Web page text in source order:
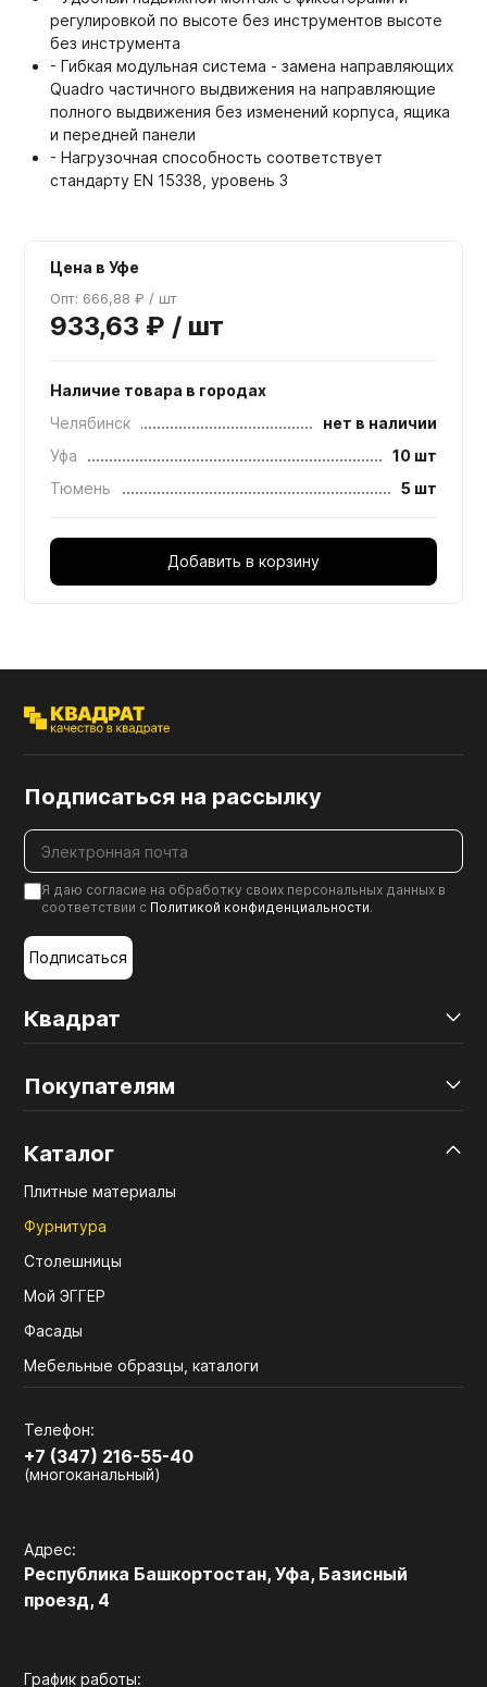
регулировкой по высоте без инструментов высоте
без инструмента
- Гибкая модульная система - замена направляющих
Quadro частичного выдвижения на направляющие
полного выдвижения без изменений корпуса, ящика
и передней панели
- Нагрузочная способность соответствует
стандарту EN 15338, уровень 3
Цена в Уфе
Опт: 666,88 ₽ / шт
933,63 ₽ / шт
Наличие товара в городах
Челябинск
нет в наличии
Уфа
10 шт
Тюмень
5 шт
Добавить в корзину
Квадрат
Покупателям
Каталог
Плитные материалы
Фурнитура
Столешницы
Мой ЭГГЕР
Фасады
Мебельные образцы, каталоги
Телефон:
+7 (347) 216-55-40
(многоканальный)
Адрес:
Республика Башкортостан, Уфа, Базисный
проезд, 4
График работы:
Подписаться на рассылку
Я даю согласие на обработку своих персональных данных в
соответствии с Политикой конфиденциальности.
Подписаться